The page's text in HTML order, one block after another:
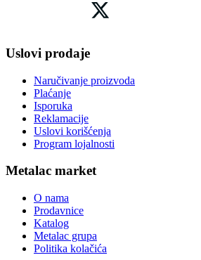
Uslovi prodaje
Naručivanje proizvoda
Plaćanje
Isporuka
Reklamacije
Uslovi korišćenja
Program lojalnosti
Metalac market
O nama
Prodavnice
Katalog
Metalac grupa
Politika kolačića